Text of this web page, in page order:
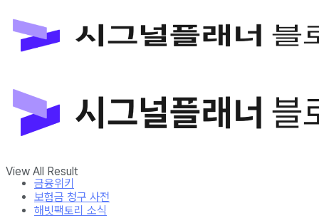
보험금 청구 사전
해빗팩토리 소식
View All Result
금융위키
보험금 청구 사전
해빗팩토리 소식